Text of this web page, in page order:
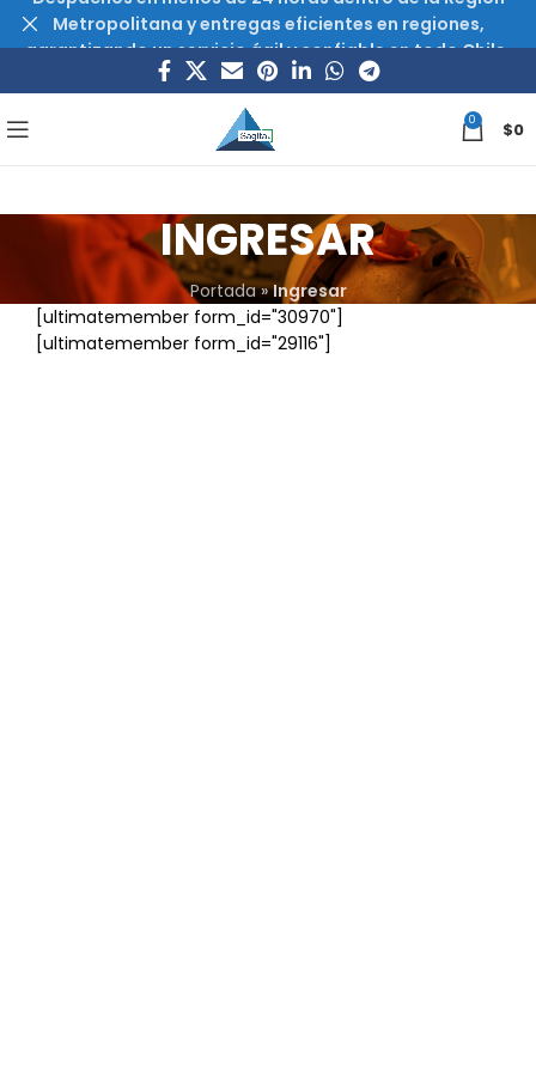
0 $0
INGRESAR
Portada»Ingresar
[ultimatemember form_id="30970"]
[ultimatemember form_id="29116"]
Metropolitana y entregas eficientes en regiones,
garantizando un servicio ágil y confiable en todo Chile.